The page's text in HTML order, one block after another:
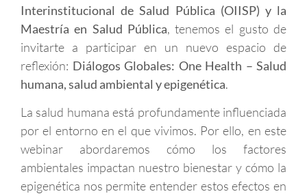
Interinstitucional de Salud Pública (OIISP) y la
Maestría en Salud Pública, tenemos el gusto de
invitarte a participar en un nuevo espacio de
reflexión: Diálogos Globales: One Health – Salud
humana, salud ambiental y epigenética.
La salud humana está profundamente influenciada
por el entorno en el que vivimos. Por ello, en este
webinar abordaremos cómo los factores
ambientales impactan nuestro bienestar y cómo la
epigenética nos permite entender estos efectos en